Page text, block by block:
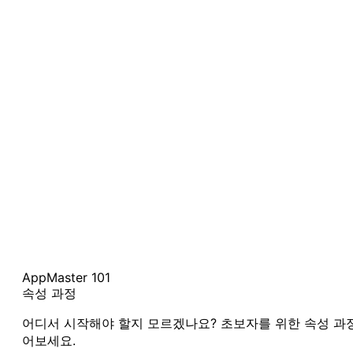
AppMaster 101
속성 과정
어디서 시작해야 할지 모르겠나요? 초보자를 위한 속성 과
어보세요.